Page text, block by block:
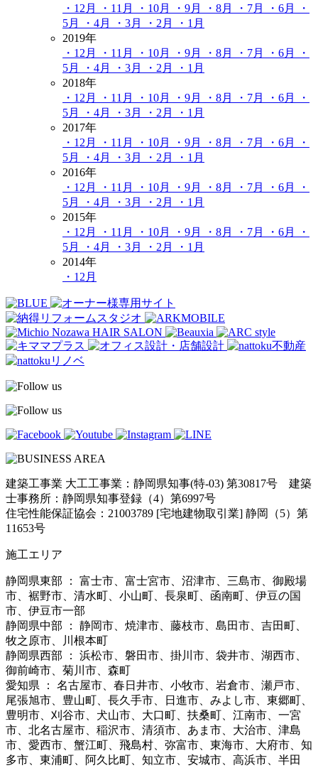
・12月
・11月 ・10月 ・9月 ・8月 ・7月 ・6月
・
5月
・4月 ・3月 ・2月
・1月
2019年
・12月
・11月 ・10月 ・9月 ・8月 ・7月 ・6月
・
5月
・4月 ・3月 ・2月
・1月
2018年
・12月
・11月 ・10月 ・9月 ・8月 ・7月 ・6月
・
5月
・4月 ・3月 ・2月
・1月
2017年
・12月
・11月 ・10月 ・9月 ・8月 ・7月 ・6月
・
5月
・4月 ・3月 ・2月
・1月
2016年
・12月
・11月 ・10月 ・9月 ・8月 ・7月 ・6月
・
5月
・4月 ・3月 ・2月
・1月
2015年
・12月
・11月 ・10月 ・9月 ・8月 ・7月 ・6月
・
5月
・4月 ・3月 ・2月
・1月
2014年
・12月
建築工事業 大工工事業：静岡県知事(特-03) 第30817号 建築
士事務所：静岡県知事登録（4）第6997号
住宅性能保証協会：21003789 [宅地建物取引業] 静岡（5）第
11653号
施工エリア
静岡県東部 ： 富士市、富士宮市、沼津市、三島市、御殿場
市、裾野市、清水町、小山町、長泉町、函南町、伊豆の国
市、伊豆市一部
静岡県中部 ： 静岡市、焼津市、藤枝市、島田市、吉田町、
牧之原市、川根本町
静岡県西部 ： 浜松市、磐田市、掛川市、袋井市、湖西市、
御前崎市、菊川市、森町
愛知県 ： 名古屋市、春日井市、小牧市、岩倉市、瀬戸市、
尾張旭市、豊山町、長久手市、日進市、みよし市、東郷町、
豊明市、刈谷市、犬山市、大口町、扶桑町、江南市、一宮
市、北名古屋市、稲沢市、清須市、あま市、大治市、津島
市、愛西市、蟹江町、飛島村、弥富市、東海市、大府市、知
多市、東浦町、阿久比町、知立市、安城市、高浜市、半田